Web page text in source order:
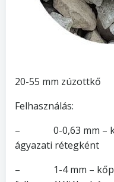
20-55 mm zúzottkő
Felhasználás:
– 0-0,63 mm –
ágyazati rétegként
– 1-4 mm – kőpor